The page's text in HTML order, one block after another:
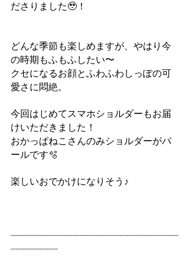
ださりました🥹！
どんな季節も楽しめますが、やはり今
の時期もふもふしたい〜
クセになるお顔とふわふわしっぽの可
愛さに悶絶。
今回はじめてスマホショルダーもお届
けいただきました！
おかっぱねこさんのみショルダーがパ
ールです🫧
楽しいおでかけになりそう♪
-----------------------------------------------------------------------
--------------------